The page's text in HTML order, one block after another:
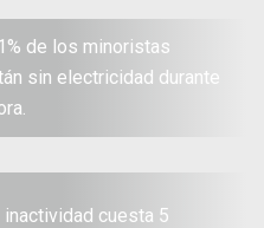
de los minoristas
sin electricidad durante
cuesta 5